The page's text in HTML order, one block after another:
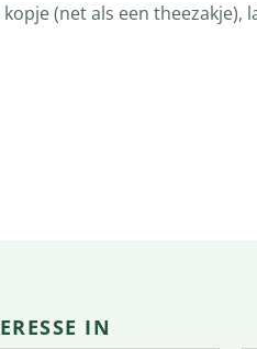
(net als een
IN